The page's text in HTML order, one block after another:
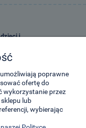
i
poprawne
ofertę do
wykorzystanie przez
lub
wybierając